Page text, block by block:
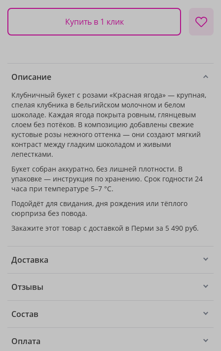
Купить в 1 клик
Описание
Клубничный букет с розами «Красная ягода» — крупная,
спелая клубника в бельгийском молочном и белом
шоколаде. Каждая ягода покрыта ровным, глянцевым
слоем без потёков. В композицию добавлены свежие
кустовые розы нежного оттенка — они создают мягкий
контраст между гладким шоколадом и живыми
лепестками.
Букет собран аккуратно, без лишней плотности. В
упаковке — инструкция по хранению. Срок годности 24
часа при температуре 5–7 °C.
Подойдёт для свидания, дня рождения или тёплого
сюрприза без повода.
Закажите этот товар с доставкой в Перми за 5 490 руб.
Доставка
Отзывы
Состав
Оплата